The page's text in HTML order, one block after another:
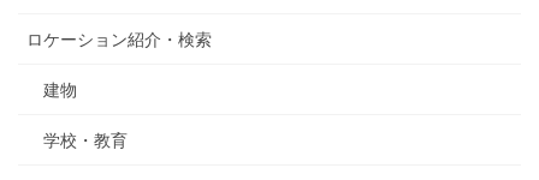
ロケーション紹介・検索
建物
学校・教育